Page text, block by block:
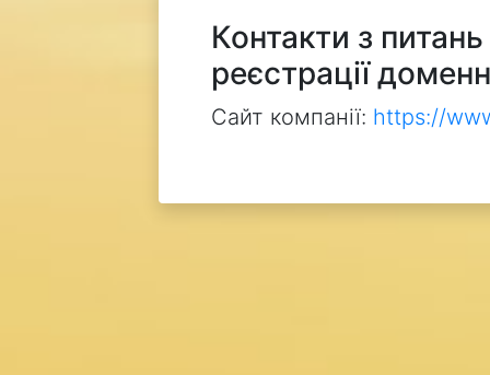
Контакти з
реєстрації
Сайт компанії: https://